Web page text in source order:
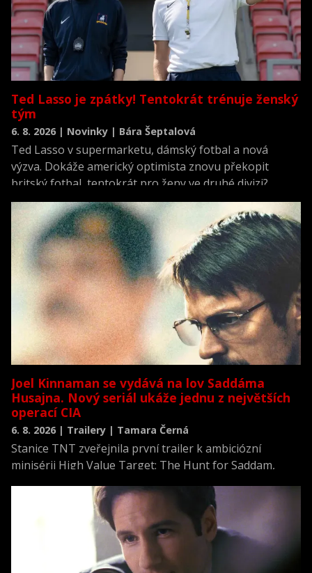
Ted Lasso je zpátky! Tentokrát trénuje ženský
tým
6. 8. 2026 | Novinky | Bára Šeptalová
Ted Lasso v supermarketu, dámský fotbal a nová
výzva. Dokáže americký optimista znovu překopit
britský fotbal, tentokrát pro ženy ve druhé divizi?
Joel Kinnaman se vydává na lov Saddáma
Husajna. Nový seriál ukáže jednu z největších
operací CIA
6. 8. 2026 | Trailery | Tamara Černá
Stanice TNT zveřejnila první trailer k ambiciózní
minisérii High Value Target: The Hunt for Saddam,
novodobých dějin.